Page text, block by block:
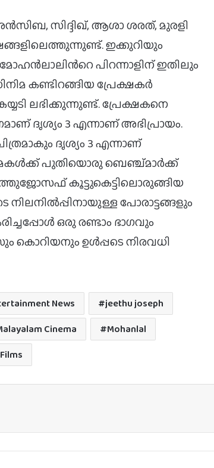
സിദ്ദിഖ്, ആശാ ശരത്, മുരളി
ഇക്കുറിയും
പിറന്നാളിന് ഇതിലും
കണ്ടിറങ്ങിയ പ്രേക്ഷകർ
ലഭിക്കുന്നുണ്ട്. പ്രേക്ഷകനെ
ദൃശ്യം 3 എന്നാണ് അഭിപ്രായം.
ദൃശ്യം 3 എന്നാണ്
പുതിയൊരു ബെഞ്ച്മാര്‍ക്ക്
കൂട്ടുകെട്ടിലൊരുങ്ങിയ
പോരാട്ടങ്ങളും
ഒരു രണ്ടാം ഭാഗവും
കൊറിയനും ഉള്‍പ്പടെ നിരവധി
News
jeethu joseph
Cinema
Mohanlal
മറികടന്ന് സ്‌പൈഡർമാൻ
ഇൻഡസ്ട്രി ഹിറ്റ് ചിത്രത്തിന് ശേഷം
ബാലന്‍: ദി ബോയ് ഒടിടിയിലേക്ക്
ജര്‍മനിയിലെ ഇന്ത്യന്‍ ഫിലിം
ടോവിനോ തോമസ് ചിത്രം ‘നരിവേട്ട’